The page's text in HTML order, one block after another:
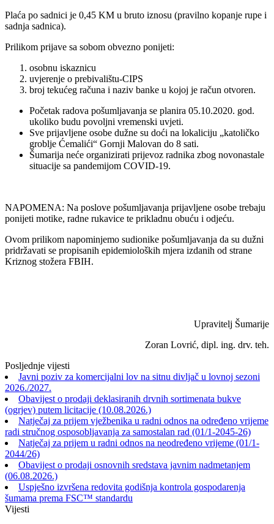
Plaća po sadnici je 0,45 KM u bruto iznosu (pravilno kopanje rupe i
sadnja sadnica).
Prilikom prijave sa sobom obvezno ponijeti:
osobnu iskaznicu
uvjerenje o prebivalištu-CIPS
broj tekućeg računa i naziv banke u kojoj je račun otvoren.
Početak radova pošumljavanja se planira 05.10.2020. god.
ukoliko budu povoljni vremenski uvjeti.
Sve prijavljene osobe dužne su doći na lokaliciju „katoličko
groblje Ćemalići“ Gornji Malovan do 8 sati.
Šumarija neće organizirati prijevoz radnika zbog novonastale
situacije sa pandemijom COVID-19.
NAPOMENA: Na poslove pošumljavanja prijavljene osobe trebaju
ponijeti motike, radne rukavice te prikladnu obuću i odjeću.
Ovom prilikom napominjemo sudionike pošumljavanja da su dužni
pridržavati se propisanih epidemioloških mjera izdanih od strane
Kriznog stožera FBIH.
Upravitelj Šumarije
Zoran Lovrić, dipl. ing. drv. teh.
Posljednje vijesti
Javni poziv za komercijalni lov na sitnu divljač u lovnoj sezoni
2026./2027.
Obavijest o prodaji deklasiranih drvnih sortimenata bukve
(ogrjev) putem licitacije (10.08.2026.)
Natječaj za prijem vježbenika u radni odnos na određeno vrijeme
radi stručnog osposobljavanja za samostalan rad (01/1-2045-26)
Natječaj za prijem u radni odnos na neodređeno vrijeme (01/1-
2044/26)
Obavijest o prodaji osnovnih sredstava javnim nadmetanjem
(06.08.2026.)
Uspješno izvršena redovita godišnja kontrola gospodarenja
šumama prema FSC™ standardu
Vijesti